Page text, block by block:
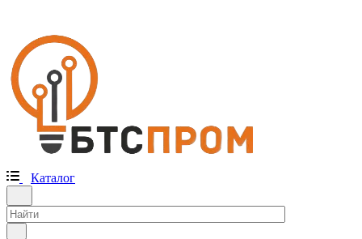
Каталог